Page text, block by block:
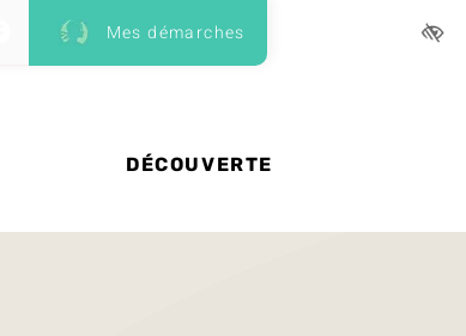
Mes démarches
DÉCOUVERTE